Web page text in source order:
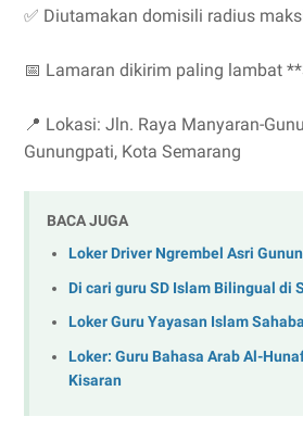
✅ Diutamakan domisili radius
📅 Lamaran dikirim paling lambat
📍 Lokasi: Jln. Raya Manyaran-
Gunungpati, Kota Semarang
BACA JUGA
Loker Driver Ngrembel Asri
Di cari guru SD Islam Bilingual di
Loker Guru Yayasan Islam
Loker: Guru Bahasa Arab Al-
Kisaran